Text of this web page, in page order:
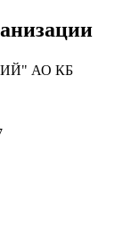
АО КБ